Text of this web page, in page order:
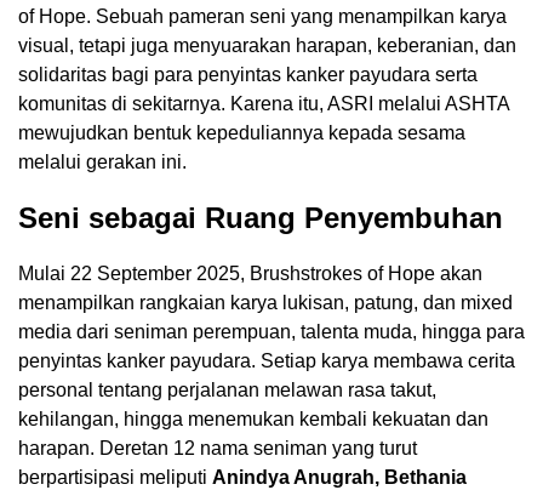
of Hope. Sebuah pameran seni yang menampilkan karya
visual, tetapi juga menyuarakan harapan, keberanian, dan
solidaritas bagi para penyintas kanker payudara serta
komunitas di sekitarnya. Karena itu, ASRI melalui ASHTA
mewujudkan bentuk kepeduliannya kepada sesama
melalui gerakan ini.
Seni sebagai Ruang Penyembuhan
Mulai 22 September 2025, Brushstrokes of Hope akan
menampilkan rangkaian karya lukisan, patung, dan mixed
media dari seniman perempuan, talenta muda, hingga para
penyintas kanker payudara. Setiap karya membawa cerita
personal tentang perjalanan melawan rasa takut,
kehilangan, hingga menemukan kembali kekuatan dan
harapan. Deretan 12 nama seniman yang turut
berpartisipasi meliputi Anindya Anugrah, Bethania